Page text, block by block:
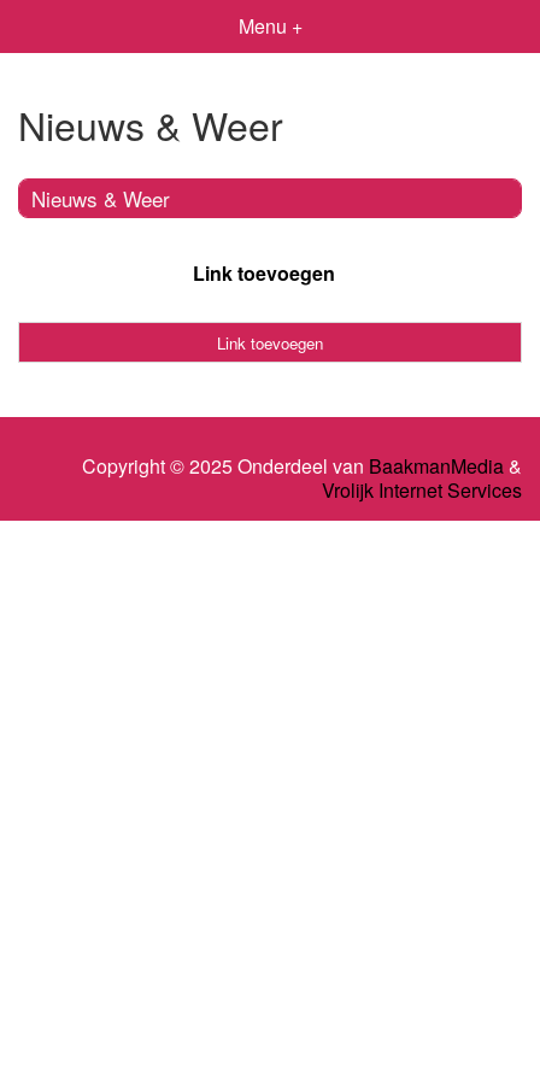
Menu +
Nieuws & Weer
Nieuws & Weer
Link toevoegen
Link toevoegen
Copyright © 2025 Onderdeel van BaakmanMedia&
Vrolijk Internet Services